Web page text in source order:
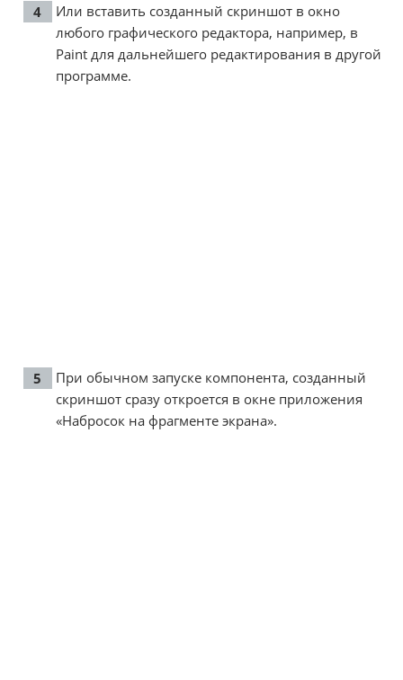
Или вставить созданный скриншот в окно
любого графического редактора, например, в
Paint для дальнейшего редактирования в другой
программе.
При обычном запуске компонента, созданный
скриншот сразу откроется в окне приложения
«Набросок на фрагменте экрана».